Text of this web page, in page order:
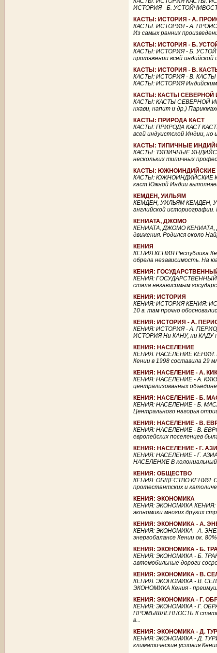
ИСТОРИЯ - Б.
КАСТЫ: ИСТОРИЯ - А.
КАСТЫ: ИСТОРИЯ - А.
Из самых ранних
КАСТЫ: ИСТОРИЯ - Б.
КАСТЫ: ИСТОРИЯ - Б.
протяжении всей
КАСТЫ: ИСТОРИЯ - В.
КАСТЫ: ИСТОРИЯ - В.
КАСТЫ: ИСТОРИЯ Индийским
КАСТЫ: КАСТЫ СЕВЕРНОЙ
КАСТЫ: КАСТЫ СЕВЕРНОЙ
нхави, напит и др.)
КАСТЫ: ПРИРОДА КАСТ
КАСТЫ: ПРИРОДА КАСТ
всей индуистской Индии, но
КАСТЫ: ТИПИЧНЫЕ
КАСТЫ: ТИПИЧНЫЕ
нескольких типичных
КАСТЫ: ЮЖНОИНДИЙСКИЕ
КАСТЫ: ЮЖНОИНДИЙСКИЕ
каст Южной Индии
КЕМДЕН, УИЛЬЯМ
КЕМДЕН, УИЛЬЯМ КЕМДЕН,
английской историографии.
КЕНИАТА, ДЖОМО
КЕНИАТА, ДЖОМО КЕНИАТА,
движения. Родился около
КЕНИЯ
КЕНИЯ КЕНИЯ Республика
обрела независимость. На
КЕНИЯ:
КЕНИЯ:
стала независимым
КЕНИЯ: ИСТОРИЯ
КЕНИЯ: ИСТОРИЯ КЕНИЯ:
10 в. там прочно
КЕНИЯ: ИСТОРИЯ - А.
КЕНИЯ: ИСТОРИЯ - А.
ИСТОРИЯ Ни КАНУ, ни КАДУ
КЕНИЯ: НАСЕЛЕНИЕ
КЕНИЯ: НАСЕЛЕНИЕ КЕНИЯ:
Кении в 1998 составила 29
КЕНИЯ: НАСЕЛЕНИЕ - А.
КЕНИЯ: НАСЕЛЕНИЕ - А.
централизованных
КЕНИЯ: НАСЕЛЕНИЕ - Б.
КЕНИЯ: НАСЕЛЕНИЕ - Б.
Центрального нагорья
КЕНИЯ: НАСЕЛЕНИЕ - В.
КЕНИЯ: НАСЕЛЕНИЕ - В.
европейских поселенцев
КЕНИЯ: НАСЕЛЕНИЕ - Г.
КЕНИЯ: НАСЕЛЕНИЕ - Г.
НАСЕЛЕНИЕ В колониальный
КЕНИЯ: ОБЩЕСТВО
КЕНИЯ: ОБЩЕСТВО КЕНИЯ:
протестантских и
КЕНИЯ: ЭКОНОМИКА
КЕНИЯ: ЭКОНОМИКА КЕНИЯ:
экономики многих других
КЕНИЯ: ЭКОНОМИКА - А.
КЕНИЯ: ЭКОНОМИКА - А.
энергобалансе Кении ок.
КЕНИЯ: ЭКОНОМИКА - Б.
КЕНИЯ: ЭКОНОМИКА - Б.
автомобильные дороги
КЕНИЯ: ЭКОНОМИКА - В.
КЕНИЯ: ЭКОНОМИКА - В.
ЭКОНОМИКА Кения -
КЕНИЯ: ЭКОНОМИКА - Г.
КЕНИЯ: ЭКОНОМИКА - Г.
ПРОМЫШЛЕННОСТЬ К статье
в...
КЕНИЯ: ЭКОНОМИКА - Д.
КЕНИЯ: ЭКОНОМИКА - Д.
климатические условия